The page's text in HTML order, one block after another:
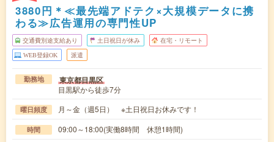
3880円＊≪最先端アドテク×大規模データに携
わる≫広告運用の専門性UP
交通費別途支給あり 土日祝日が休み 在宅・リモート
WEB登録OK 派遣
勤務地 東京都目黒区
目黒駅から徒歩7分
曜日頻度 月～金（週5日） ※土日祝日お休みです！
時間 09:00～18:00(実働8時間 休憩1時間)